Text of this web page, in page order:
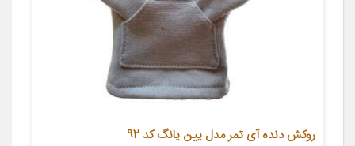
روکش دنده آی تمر مدل یین یانگ کد 92